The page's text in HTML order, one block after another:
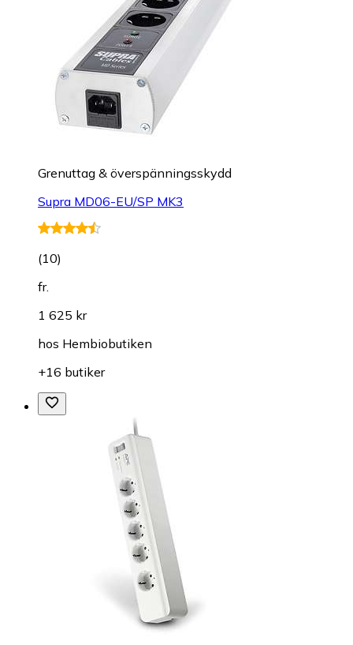
Grenuttag & överspänningsskydd
Supra MD06-EU/SP MK3
(10)
fr.
1 625 kr
hos Hembiobutiken
+16 butiker